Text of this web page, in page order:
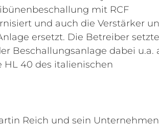
Reich und sein Unternehmen